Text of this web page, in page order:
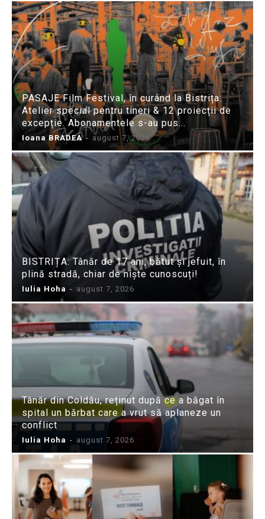
PASAJE Film Festival, în curând la Bistrița:
Atelier special pentru tineri & 12 proiecții de
excepție. Abonamentele s-au pus...
Ioana BRADEA - august 7, 2026
BISTRIȚA: Tânăr de 17 ani, bătut și jefuit, în
plină stradă, chiar de niște cunoscuți!
Iulia Hoha - august 7, 2026
Tânăr din Coldău, reținut după ce a băgat în
spital un bărbat care a vrut să aplaneze un
conflict
Iulia Hoha - august 7, 2026